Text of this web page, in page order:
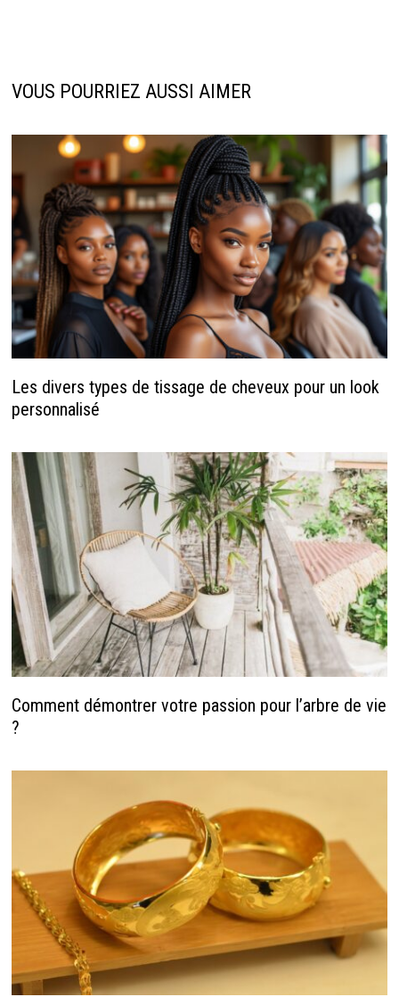
VOUS POURRIEZ AUSSI AIMER
Les divers types de tissage de cheveux pour un look
personnalisé
Comment démontrer votre passion pour l’arbre de vie
?